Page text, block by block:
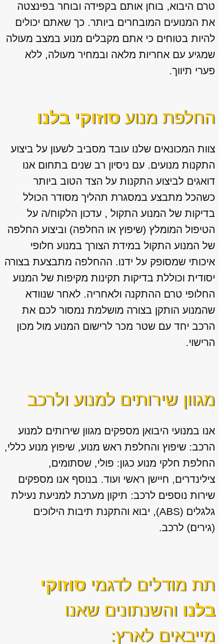
טרם היבוא, בוחן אותם בקפידה ובוחר בפינצטה
את המנועים המובחרים ביותר. כך שאתם יכולים
להיות בטוחים כי אתם מקבלים מנוע במצב מעולה
שמגיע עם אחריות מלאה ובמחיר מעולה, ללא
פערי תיווך.
החלפת מנועסוזוקי בלנו
צוות המכונאים שלנו עובד מסביב לשעון על ביצוע
התקנות מנועים. עם ניסיון רב שנים בתחום אנו
דואגים לביצוע התקנות על הצד הטוב ביותר
כשהכל מתבצע במסגרת תהליך מסודר הכולל
בדיקות של המנוע התקול , עדכון הלקוח/ה על
הטיפול המומלץ (שיפוץ או החלפה) וביצוע החלפה
של המנוע התקול במידת הצורך במנוע חלופי
איכותי שמסופק על ידנו. ההחלפה מתבצעת בצורה
יסודית וכוללת בדיקות תקינות מקיפות של המנוע
החלופי טרם ההתקנה ולאחריה. לאחר שנוודא
שהמנוע הותקן בצורה מושלמת נמסור לכם את
הרכב יחד עם שטר מכר לרישום המנוע מול מכון
הרישוי.
מגוון שירותים למנוע ולרכב
אנו במנועי היבואן מספקים מגוון שירותים למנוע
הרכב: שיפוץ והחלפת ראש מנוע, שיפוץ מנוע כללי,
החלפת חלקי מנוע כגון: פולי, שסתומים,
צילינדרים, חיישן ראשי ועוד. בנוסף אנו מספקים
שירות נוספים לרכב: תיקון מערכת למניעת נעילת
גלגלים (ABS), יבוא והתקנת תיבות הילוכים
(גירים) לרכב.
תת מודלים לדגמיסוזוקי
בלנו והשנתונים שאנו
מייבאים לארץ: